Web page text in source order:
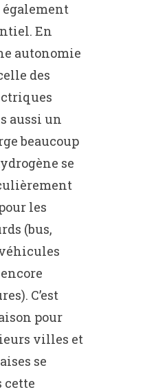
En
autonomie
des
aussi un
beaucoup
se
les
(bus,
C’est
pour
villes et
se
cette